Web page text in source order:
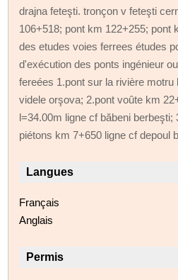
drajna feteşti. tronçon v feteşti
106+518; pont km 122+255; pont
des etudes voies ferrees études
d'exécution des ponts ingénieur
fereées 1.pont sur la rivière
videle orşova; 2.pont voûte km
l=34.00m ligne cf băbeni berbeşti;
piétons km 7+650 ligne cf depoul
Langues
Français
Anglais
Permis